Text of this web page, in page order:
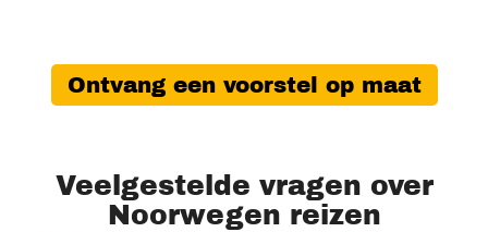
Ontvang een voorstel op maat
Veelgestelde vragen over
Noorwegen reizen